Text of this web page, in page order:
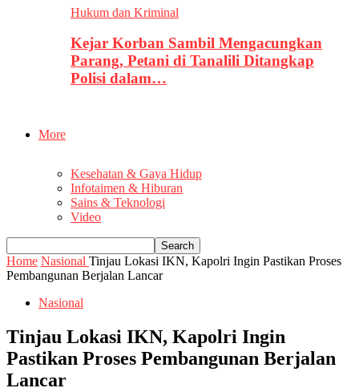
Hukum dan Kriminal
Kejar Korban Sambil Mengacungkan
Parang, Petani di Tanalili Ditangkap
Polisi dalam…
More
Kesehatan & Gaya Hidup
Infotaimen & Hiburan
Sains & Teknologi
Video
Home Nasional Tinjau Lokasi IKN, Kapolri Ingin Pastikan Proses
Pembangunan Berjalan Lancar
Nasional
Tinjau Lokasi IKN, Kapolri Ingin
Pastikan Proses Pembangunan Berjalan
Lancar